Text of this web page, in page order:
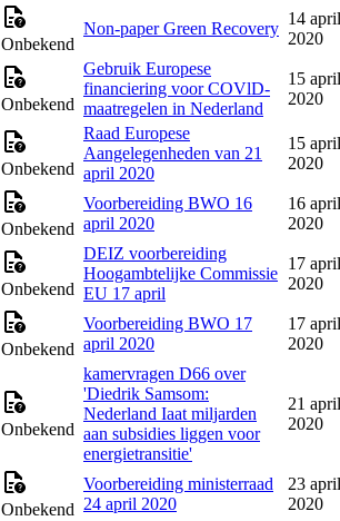
Onbekend
Non-paper Green Recovery
14 april
2020
Onbekend
Gebruik Europese
financiering voor COVlD-
maatregelen in Nederland
15 april
2020
Onbekend
Raad Europese
Aangelegenheden van 21
april 2020
15 april
2020
Onbekend
Voorbereiding BWO 16
april 2020
16 april
2020
Onbekend
DEIZ voorbereiding
Hoogambtelijke Commissie
EU 17 april
17 april
2020
Onbekend
Voorbereiding BWO 17
april 2020
17 april
2020
Onbekend
kamervragen D66 over
'Diedrik Samsom:
Nederland Iaat miljarden
aan subsidies liggen voor
energietransitie'
21 april
2020
Onbekend
Voorbereiding ministerraad
24 april 2020
23 april
2020